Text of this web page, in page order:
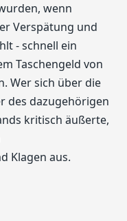
wenn
Verspätung und
- schnell ein
Taschengeld von
Wer sich über die
des dazugehörigen
kritisch äußerte,
Klagen aus.